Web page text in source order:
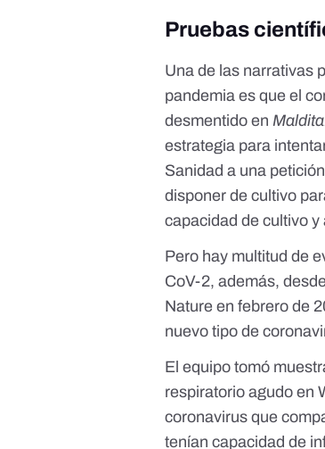
Pruebas
Una de las narrativas
pandemia es que el
desmentido en
estrategia para
Sanidad a una
disponer de cultivo
capacidad de cultivo y
Pero hay multitud de
CoV-2, además,
Nature en febrero de
nuevo tipo de
El equipo tomó
respiratorio agudo en
coronavirus que
tenían capacidad de